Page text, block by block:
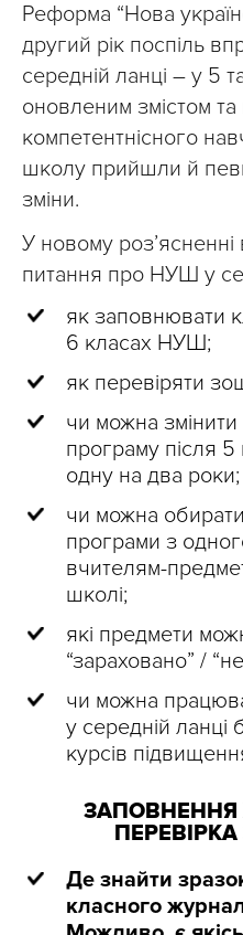
Реформа “Нова
другий рік поспіль
середній ланці – у 5
оновленим змістом та
компетентнісного
школу прийшли й
зміни.
У новому розʼясненні
питання про НУШ у
як заповнювати
6 класах НУШ;
як перевіряти
чи можна
програму після
одну на два роки;
чи можна обирати
програми з
вчителям-
школі;
які предмети
“зараховано” /
чи можна
у середній ланці
курсів
ЗАПОВНЕННЯ
Де знайти
класного